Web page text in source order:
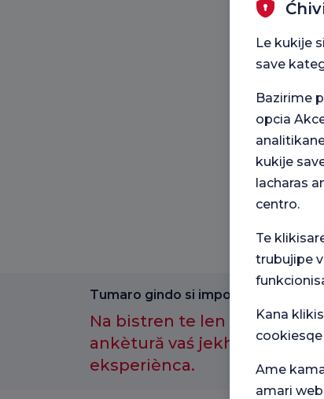
Tumaro gindo si importantno
Na bistren te len kotor anθ-
ankètură vaś jekh maj laćhi
eksperiènca.
Le kukije
save
Bazirime
opcia
kukije
lacharas
centro.
Te
trubujipe
Kana
Ame
amari